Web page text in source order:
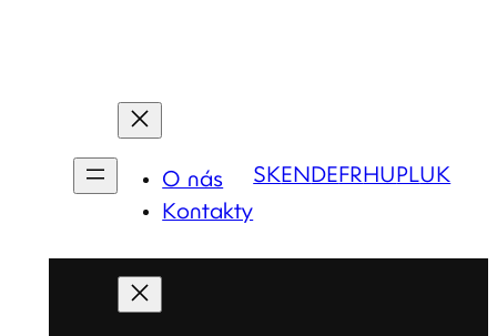
O nás
Kontakty
SKEN DE FR HU PLUK